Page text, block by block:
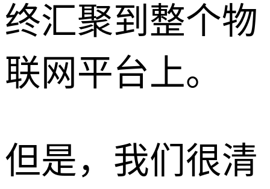
终汇聚到整个物
联网平台上。
但是，我们很清